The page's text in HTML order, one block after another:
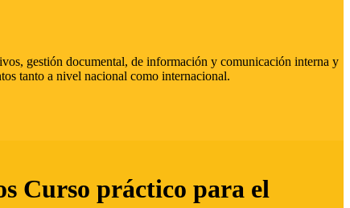
gestión documental, de información y comunicación interna y
tanto a nivel nacional como internacional.
Curso práctico para el